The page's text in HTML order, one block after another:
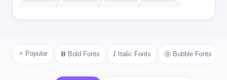
☾ text ☾
⚜ text ⚜ ⚓ text ⚓
♪ text ♪
♫ text ♫
⚘ text ⚘
⭐ Popular 𝗕 Bold Fonts 𝘐 Italic Fonts Ⓑ Bubble Fonts